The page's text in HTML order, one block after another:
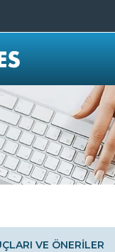
VE ÖNERİLER